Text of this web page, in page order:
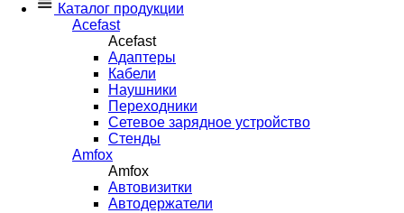
Каталог продукции
Acefast
Acefast
Адаптеры
Кабели
Наушники
Переходники
Сетевое зарядное устройство
Стенды
Amfox
Amfox
Автовизитки
Автодержатели